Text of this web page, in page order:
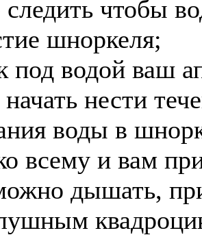
чтобы
шноркеля;
под водой ваш
нести
воды в
всему и вам
дышать,